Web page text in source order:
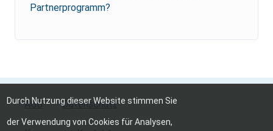
Partnerprogramm?
AGB Datenschutz
Durch Nutzung dieser Website stimmen Sie
der Verwendung von Cookies für Analysen,